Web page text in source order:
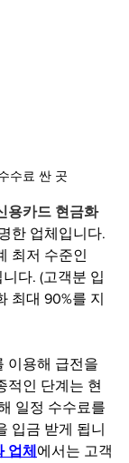
수료 싼 곳
용카드 현금화
한 업체입니다.
최저 수준인
다. (고객분 입
최대 90%를 지
이용해 급전을
적인 단계는 현
일정 수수료를
입금 받게 됩니
업체 에서는 고객